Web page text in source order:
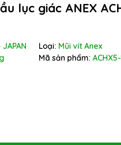
lục giác ANEX
JAPAN Loại: Mũi vít Anex
Mã sản phẩm: